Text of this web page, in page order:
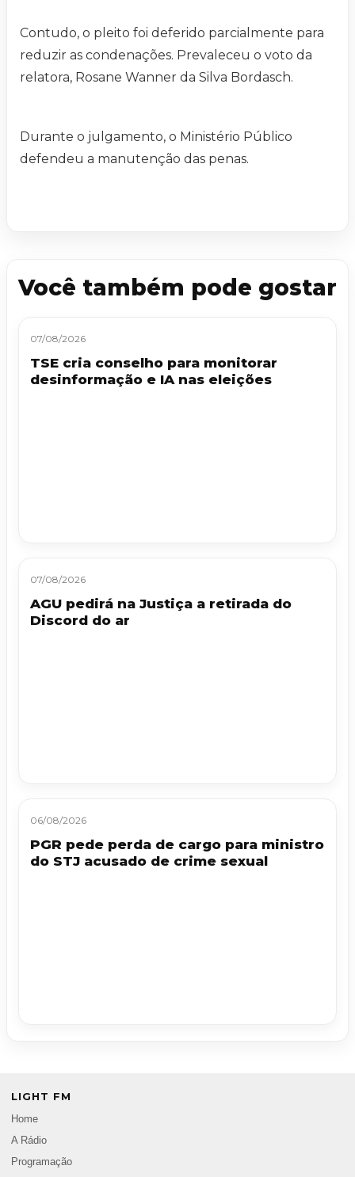
Contudo, o pleito foi deferido parcialmente para
reduzir as condenações. Prevaleceu o voto da
relatora, Rosane Wanner da Silva Bordasch.
Durante o julgamento, o Ministério Público
defendeu a manutenção das penas.
Você também pode gostar
07/08/2026
TSE cria conselho para monitorar
desinformação e IA nas eleições
07/08/2026
AGU pedirá na Justiça a retirada do
Discord do ar
06/08/2026
PGR pede perda de cargo para ministro
do STJ acusado de crime sexual
LIGHT FM
Home
A Rádio
Programação